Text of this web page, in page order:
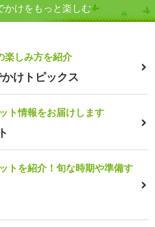
かけをもっと楽しむ
楽しみ方を紹介
けトピックス
ト情報をお届けします
トを紹介！旬な時期や準備す